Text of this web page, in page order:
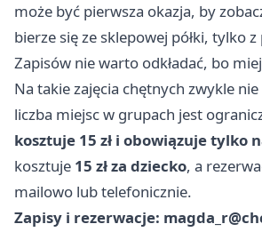
może być pierwsza okazja, by
bierze się ze sklepowej półki, tylko z
Zapisów nie warto odkładać, bo
Na takie zajęcia chętnych zwykle
liczba miejsc w grupach jest
kosztuje 15 zł i obowiązuje tylko
kosztuje 15 zł za dziecko, a
mailowo lub telefonicznie.
Zapisy i rezerwacje: